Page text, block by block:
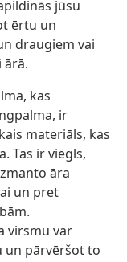
jūsu
ērtu un
draugiem vai
ārā.
kas
ir
materiāls, kas
Tas ir viegls,
āra
un pret
virsmu var
un pārvēršot to